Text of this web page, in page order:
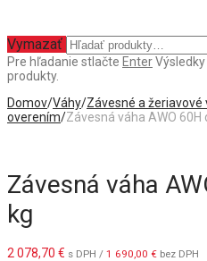
Vymazať
Pre hľadanie stlačte Enter
produkty.
Domov/Váhy/Závesné a žeriavové
overením/Závesná váha AWO 60H
Závesná váha
kg
2 078,70 € s DPH / 1 690,00 € bez DPH